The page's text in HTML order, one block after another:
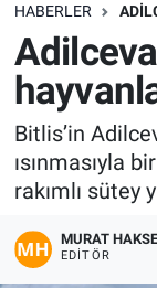
HABERLER
Bitlis’in
ısınmasıyla
rakımlı sütey
MURAT
EDITÖR
Eğitim
Ekonomi
Genel
Son Dakika
Haber